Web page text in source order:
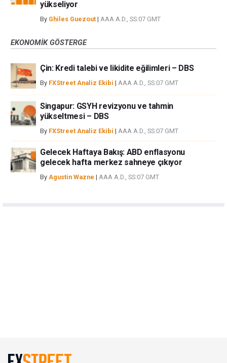
yükseliyor
By Ghiles Guezout | AAA A.D., SS:07 GMT
EKONOMIK GÖSTERGE
Çin: Kredi talebi ve likidite eğilimleri – DBS
By FXStreet Analiz Ekibi | AAA A.D., SS:07 GMT
Singapur: GSYH revizyonu ve tahmin
yükseltmesi – DBS
By FXStreet Analiz Ekibi | AAA A.D., SS:07 GMT
Gelecek Haftaya Bakış: ABD enflasyonu
gelecek hafta merkez sahneye çıkıyor
By Agustin Wazne | AAA A.D., SS:07 GMT